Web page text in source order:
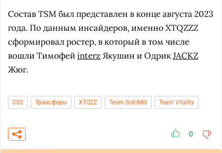
Состав TSM был представлен в конце августа 2023
года. По данным инсайдеров, именно XTQZZZ
сформировал ростер, в который в том числе
вошли Тимофей interz Якушин и ОдрикJACKZ
Жюг.
CS2 Трансферы XTQZZ Team SoloMid Team Vitality
0